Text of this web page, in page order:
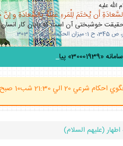
الله عليه
أن يُختَمَ لِلْمَرءِ عَمَلُهُ بِالسَّعادَةِ و إنَّ
خوشبختى آن است كه پايان كار
ج 5، ص 303.
پيامك كني
اطهار (عليهم السلام)